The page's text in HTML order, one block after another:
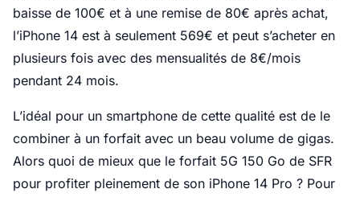
baisse de 100€ et à une remise de 80€ après achat,
l’iPhone 14 est à seulement 569€ et peut s’acheter en
plusieurs fois avec des mensualités de 8€/mois
pendant 24 mois.
L’idéal pour un smartphone de cette qualité est de le
combiner à un forfait avec un beau volume de gigas.
Alors quoi de mieux que le forfait 5G 150 Go de SFR
pour profiter pleinement de son iPhone 14 Pro ? Pour